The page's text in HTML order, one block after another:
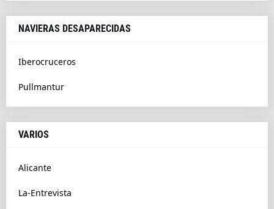
NAVIERAS DESAPARECIDAS
Iberocruceros
Pullmantur
VARIOS
Alicante
La-Entrevista